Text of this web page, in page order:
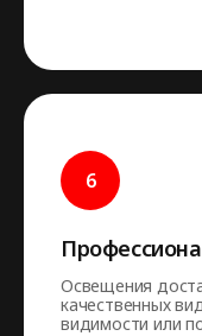
Освещения
качественных
видимости или